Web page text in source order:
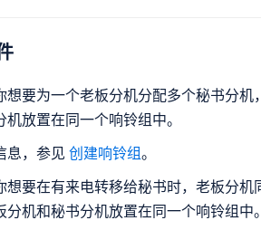
想要为一个老板分机分配多个秘书分机
机放置在同一个响铃组中。
息，参见 创建响铃组。
想要在有来电转移给秘书时，老板分机
分机和秘书分机放置在同一个响铃组中